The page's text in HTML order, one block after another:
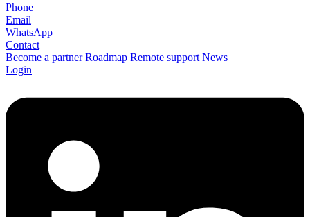
Phone
Email
WhatsApp
Contact
Become a partner Roadmap Remote support News
Login